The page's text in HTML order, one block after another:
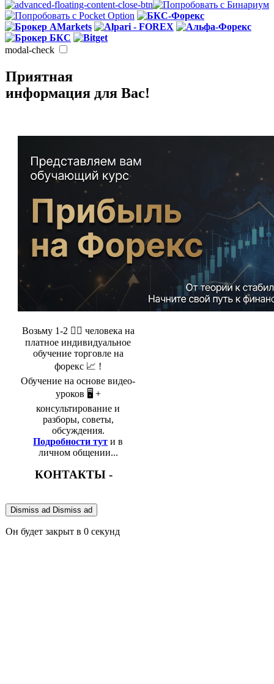
modal-check
Приятная
информация для Вас!
Возьму 1-2 🤵‍♂️ человека на
платное индивидуальное
обучение торговле на
форекс 📈 !
Обучение на основе видео-
уроков 🖥️ +
консультирование и
разборы, советы,
обсуждения.
Подробности тут и в
личном общении...
КОНТАКТЫ -
Dismiss ad Dismiss ad
Он будет закрыт в 0 секунд